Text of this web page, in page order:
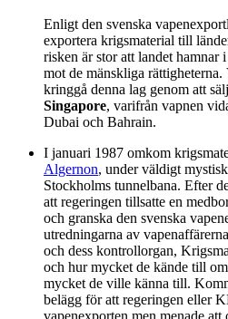
Enligt den svenska
exportera krigsmaterial till
risken är stor att landet
mot de mänskliga
kringgå denna lag genom att
Singapore, varifrån vapnen
Dubai och Bahrain.
I januari 1987 omkom
Algernon, under väldigt
Stockholms tunnelbana. Efter
att regeringen tillsatte en
och granska den svenska
utredningarna av
och dess kontrollorgan,
och hur mycket de kände till
mycket de ville känna till.
belägg för att regeringen eller
vapenexporten men menade att